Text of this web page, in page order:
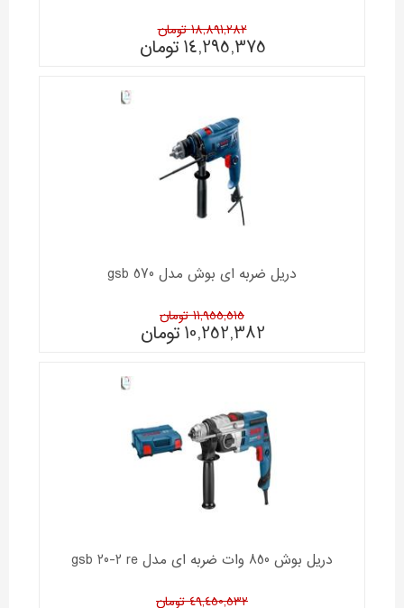
18,891,282 تومان
14,295,375 تومان
دریل ضربه ای بوش مدل gsb 570
11,955,515 تومان
10,252,382 تومان
دریل بوش 850 وات ضربه ای مدل gsb 20-2 re
49,450,532 تومان